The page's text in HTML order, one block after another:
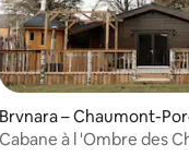
4,97/5, recenzija: 95
Brvnara – Chaumont-
Cabane à l 'Ombre des